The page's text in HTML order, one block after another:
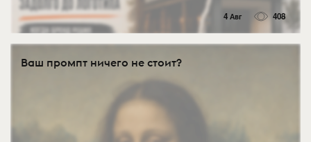
4 Авг 408
Ваш промпт ничего не стоит?